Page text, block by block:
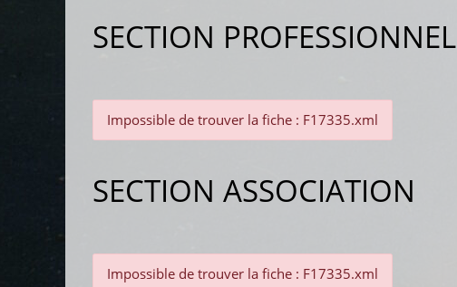
SECTION PROFESSIONNEL
Impossible de trouver la fiche : F17335.xml
SECTION ASSOCIATION
Impossible de trouver la fiche : F17335.xml